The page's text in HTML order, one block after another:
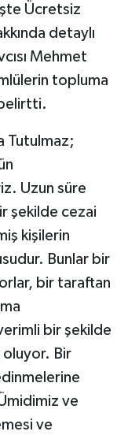
Ücretsiz
detaylı
Mehmet
topluma
belirtti.
Tutulmaz;
Uzun süre
şekilde cezai
kişilerin
Bunlar bir
bir taraftan
verimli bir şekilde
oluyor. Bir
ve
ve